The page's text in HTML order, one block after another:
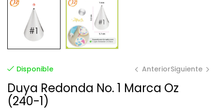
Disponible AnteriorSiguiente
Duya Redonda No. 1 Marca Oz
(240-1)